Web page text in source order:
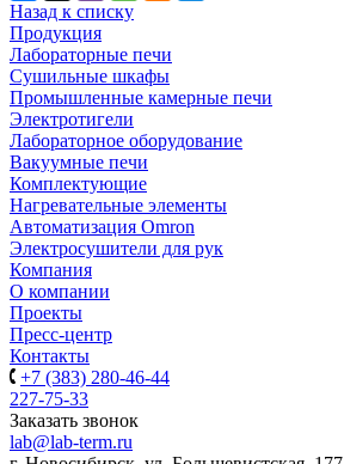
Назад к списку
Продукция
Лабораторные печи
Сушильные шкафы
Промышленные камерные печи
Электротигели
Лабораторное оборудование
Вакуумные печи
Комплектующие
Нагревательные элементы
Автоматизация Omron
Электросушители для рук
Компания
О компании
Проекты
Пресс-центр
Контакты
+7 (383) 280-46-44
227-75-33
Заказать звонок
lab@lab-term.ru